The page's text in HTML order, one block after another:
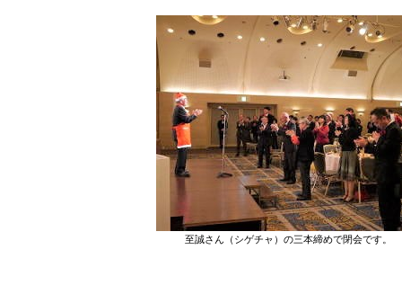
至誠さん（シゲチャ）の三本締めで閉会です。